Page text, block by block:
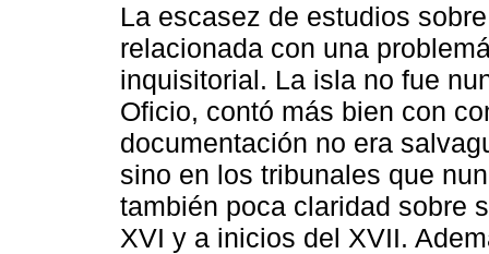
La escasez de estudios
relacionada con una
inquisitorial. La isla no fue
Oficio, contó más bien con
documentación no era
sino en los tribunales que
también poca claridad sobre
XVI y a inicios del XVII.